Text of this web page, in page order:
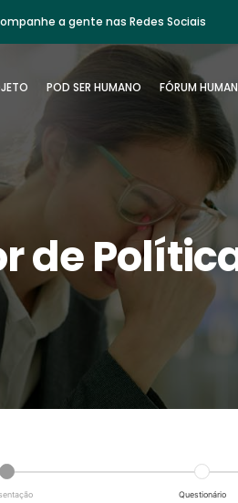
a gente nas Redes Sociais
POD SER HUMANO FÓRUM
de
Questionário